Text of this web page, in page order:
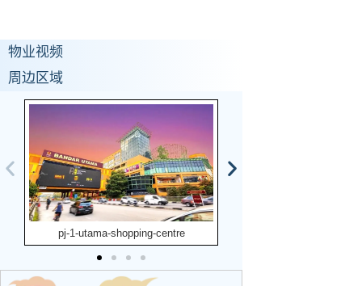
物业视频
周边区域
pj-1-utama-shopping-centre